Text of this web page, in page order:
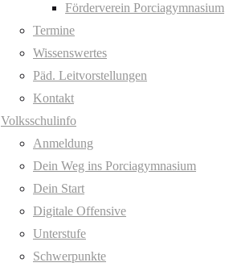
Förderverein Porciagymnasium
Termine
Wissenswertes
Päd. Leitvorstellungen
Kontakt
Volksschulinfo
Anmeldung
Dein Weg ins Porciagymnasium
Dein Start
Digitale Offensive
Unterstufe
Schwerpunkte